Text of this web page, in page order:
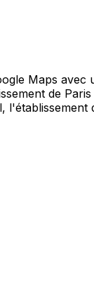
Maps
de